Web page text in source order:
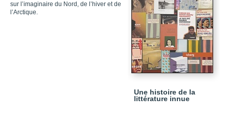
sur l’imaginaire du Nord, de l’hiver et de
l’Arctique.
Une histoire de la
littérature innue